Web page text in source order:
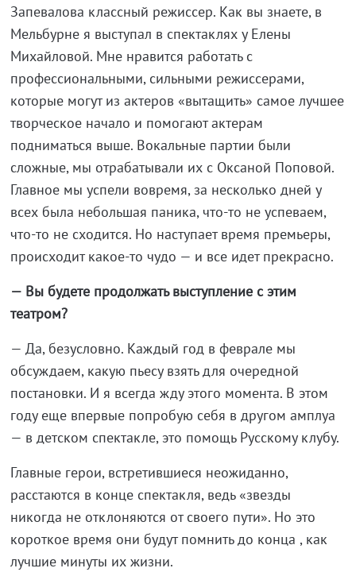
Запевалова классный режиссер. Как вы знаете, в
Мельбурне я выступал в спектаклях у Елены
Михайловой. Мне нравится работать с
профессиональными, сильными режиссерами,
которые могут из актеров «вытащить» самое лучшее
творческое начало и помогают актерам
подниматься выше. Вокальные партии были
сложные, мы отрабатывали их с Оксаной Поповой.
Главное мы успели вовремя, за несколько дней у
всех была небольшая паника, что-то не успеваем,
что-то не сходится. Но наступает время премьеры,
происходит какое-то чудо — и все идет прекрасно.
— Вы будете продолжать выступление с этим
театром?
— Да, безусловно. Каждый год в феврале мы
обсуждаем, какую пьесу взять для очередной
постановки. И я всегда жду этого момента. В этом
году еще впервые попробую себя в другом амплуа
— в детском спектакле, это помощь Русскому клубу.
Главные герои, встретившиеся неожиданно,
расстаются в конце спектакля, ведь «звезды
никогда не отклоняются от своего пути». Но это
короткое время они будут помнить до конца , как
лучшие минуты их жизни.